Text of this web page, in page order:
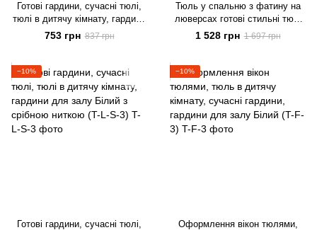
Готові гардини, сучасні тюлі,
тюлі в дитячу кімнату, гардини
для залу Білий (T-L-3)
753 грн 837 грн
Тюль у спальню з фатину на
люверсах готові стильні тюлі
ALBO 500x270 cm, білий (T-F-L-
1 528 грн 1 697 грн
−10%
Готові гардини, сучасні тюлі,
−10%
Оформлення вікон тюлями,